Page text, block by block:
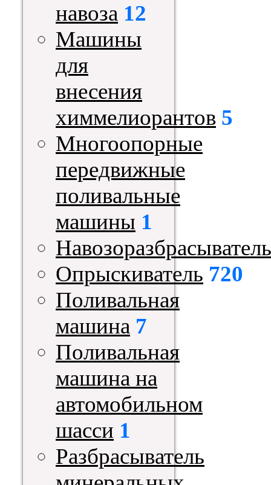
навоза 12
Машины
для
внесения
химмелиорантов 5
Многоопорные
передвижные
поливальные
машины 1
Навозоразбрасыватель
Опрыскиватель 720
Поливальная
машина 7
Поливальная
машина на
автомобильном
шасси 1
Разбрасыватель